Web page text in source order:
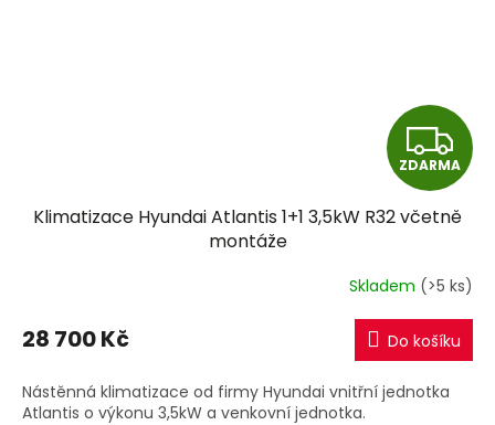
Z
D
A
R
M
A
ZDARMA
Klimatizace Hyundai Atlantis 1+1 3,5kW R32 včetně
montáže
Skladem (>5 ks)
28 700 Kč Do košíku
Nástěnná klimatizace od firmy Hyundai vnitřní jednotka
Atlantis o výkonu 3,5kW a venkovní jednotka.